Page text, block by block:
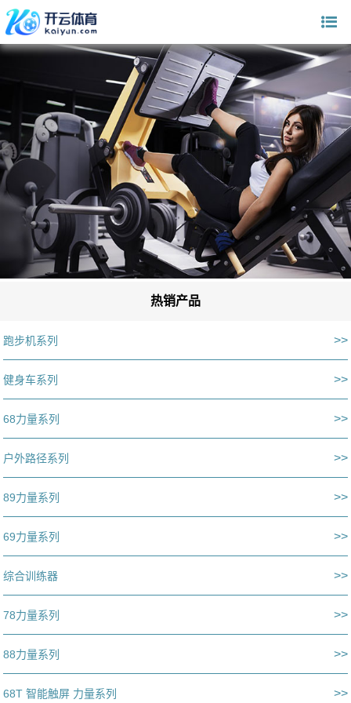
热销产品
跑步机系列 >>
健身车系列 >>
68力量系列 >>
户外路径系列 >>
89力量系列 >>
69力量系列 >>
综合训练器 >>
78力量系列 >>
88力量系列 >>
68T 智能触屏 力量系列 >>